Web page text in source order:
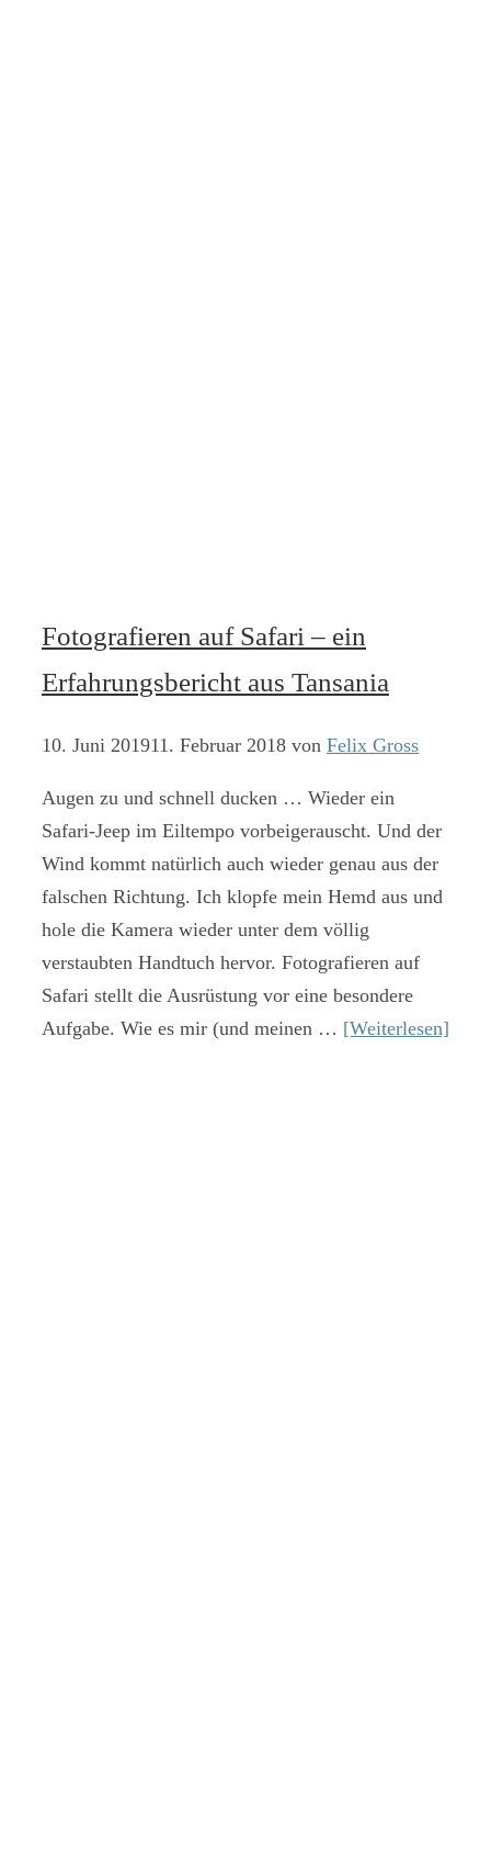
Fotografieren auf Safari – ein
Erfahrungsbericht aus Tansania
10. Juni 201911. Februar 2018 von Felix Gross
Augen zu und schnell ducken … Wieder ein
Safari-Jeep im Eiltempo vorbeigerauscht. Und der
Wind kommt natürlich auch wieder genau aus der
falschen Richtung. Ich klopfe mein Hemd aus und
hole die Kamera wieder unter dem völlig
verstaubten Handtuch hervor. Fotografieren auf
Safari stellt die Ausrüstung vor eine besondere
Aufgabe. Wie es mir (und meinen … [Weiterlesen]